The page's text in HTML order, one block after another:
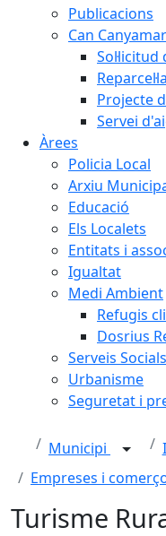
Publicacions
Can
Projecte
Servei
Àrees
Policia Local
Arxiu
Educació
Els Localets
Entitats i
Igualtat
Medi Ambient
Refugis
Dosrius
Serveis Socials
Urbanisme
Seguretat i
Municipi
Empreses i
Turisme